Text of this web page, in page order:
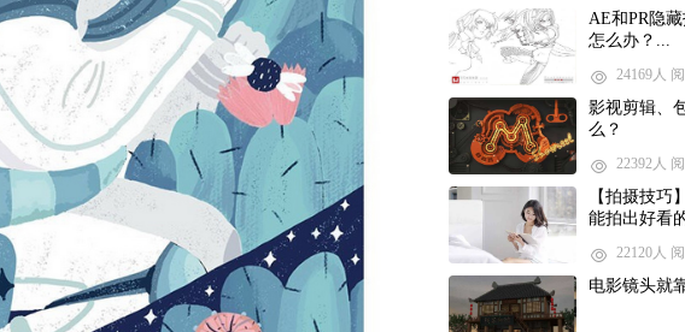
AE和PR隐
怎么办？...
24169人
影视剪辑、
么？
22392人
【拍摄技巧
能拍出好看
22120人
电影镜头就